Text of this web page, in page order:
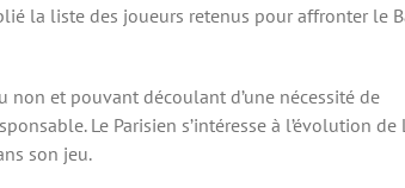
la liste des joueurs retenus pour affronter le
et pouvant découlant d’une nécessité de
Le Parisien s’intéresse à l’évolution de
son jeu.